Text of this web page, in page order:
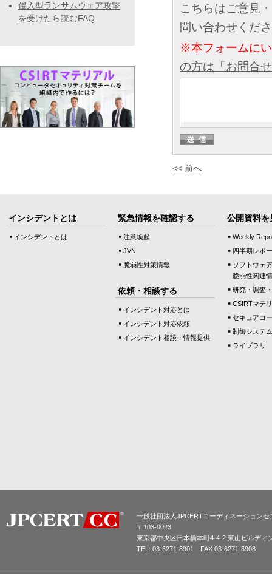
こちらはご意見
問い合わせくだ
※本フォームに
の方は「お問合
<< 前へ
侵入型ランサムウェア攻撃
を受けたら読むFAQ
インシデントとは
インシデントとは
緊急情報を確認する
注意喚起
JVN
脆弱性対策情報
依頼・相談する
インシデント対応とは
インシデント対応依頼
インシデント相談・情報提供
公開資料を
Weekly
四半期レポ
ソフトウェ
脆弱性関連
研究・調査
CSIRTマテ
セキュアコ
制御システ
ライブラリ
一般社団法人JPCERTコーディネーションセ
〒103-0023
東京都中央区日本橋本町4-4-2 東山ビルディ
TEL: 03-6271-8901 FAX 03-6271-8908